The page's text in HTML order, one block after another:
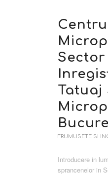
Sector
Tatuaj
FRUMUSETE SI
Introducere in
sprancenelor in